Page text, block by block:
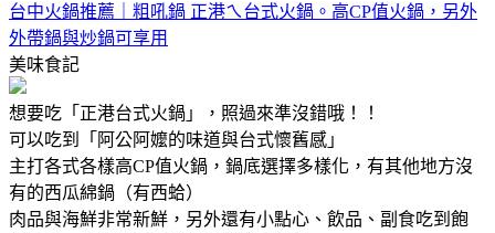
台中火鍋推薦｜粗吼鍋 正港ㄟ台式火鍋。高CP值火鍋，另外
外帶鍋與炒鍋可享用
美味食記
想要吃「正港台式火鍋」，照過來準沒錯哦！！
可以吃到「阿公阿嬤的味道與台式懷舊感」
主打各式各樣高CP值火鍋，鍋底選擇多樣化，有其他地方沒
有的西瓜綿鍋（有西蛤）
肉品與海鮮非常新鮮，另外還有小點心、飲品、副食吃到飽